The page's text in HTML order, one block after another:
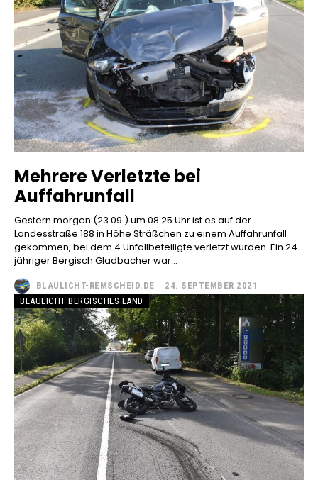
Mehrere Verletzte bei
Auffahrunfall
Gestern morgen (23.09.) um 08:25 Uhr ist es auf der
Landesstraße 188 in Höhe Sträßchen zu einem Auffahrunfall
gekommen, bei dem 4 Unfallbeteiligte verletzt wurden. Ein 24-
jähriger Bergisch Gladbacher war...
BLAULICHT-REMSCHEID.DE - 24. SEPTEMBER 2021
BLAULICHT BERGISCHES LAND